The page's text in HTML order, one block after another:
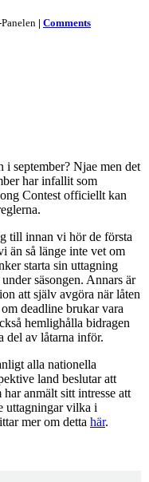
| Comments
i september? Njae men det
har infallit som
Contest officiellt kan
till innan vi hör de första
än så länge inte vet om
starta sin uttagning
säsongen. Annars är
att själv avgöra när låten
deadline brukar vara
hemlighålla bidragen
del av låtarna inför.
alla nationella
land beslutar att
anmält sitt intresse att
uttagningar vilka i
mer om detta här.